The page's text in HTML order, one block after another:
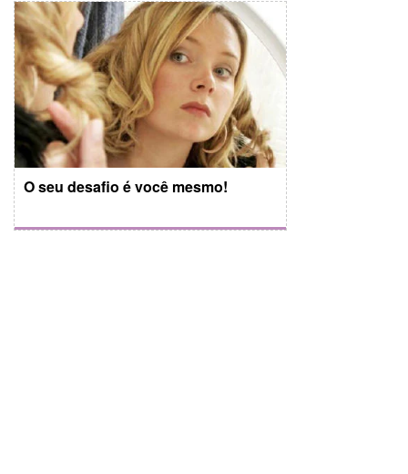
O seu desafio é você mesmo!